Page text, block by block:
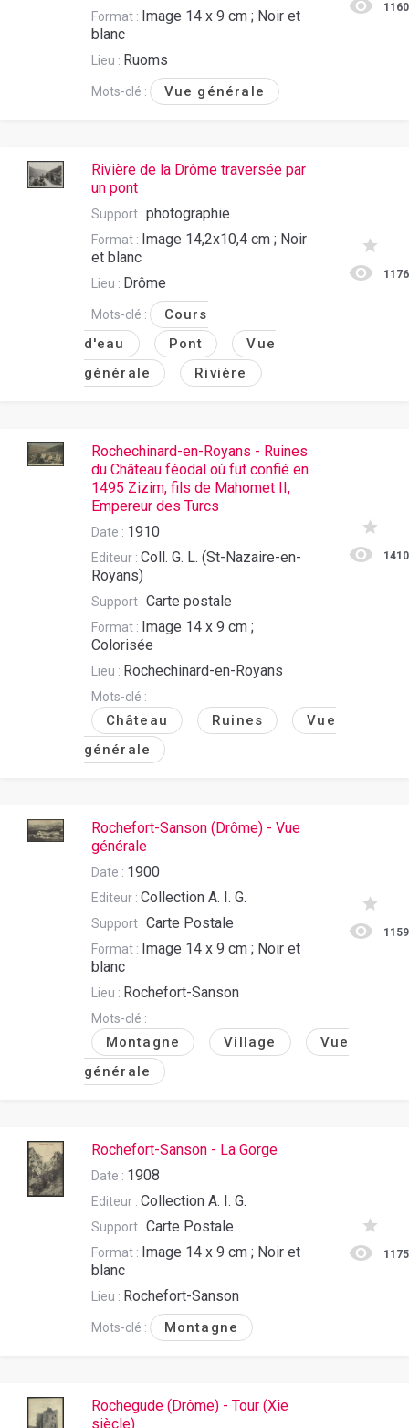
Format : Image 14 x 9 cm ; Noir et
blanc
Lieu : Ruoms
Mots-clé : Vue générale
1160
Rivière de la Drôme traversée par
un pont
Support : photographie
Format : Image 14,2x10,4 cm ; Noir
et blanc
Lieu : Drôme
Mots-clé :
Cours
d'eau
Pont
Vue
générale
Rivière
1176
Rochechinard-en-Royans - Ruines
du Château féodal où fut confié en
1495 Zizim, fils de Mahomet II,
Empereur des Turcs
Date : 1910
Editeur : Coll. G. L. (St-Nazaire-en-
Royans)
Support : Carte postale
Format : Image 14 x 9 cm ;
Colorisée
Lieu : Rochechinard-en-Royans
Mots-clé :
Château Ruines
Vue
générale
1410
Rochefort-Sanson (Drôme) - Vue
générale
Date : 1900
Editeur : Collection A. I. G.
Support : Carte Postale
Format : Image 14 x 9 cm ; Noir et
blanc
Lieu : Rochefort-Sanson
Mots-clé :
Montagne Village
Vue
générale
1159
Rochefort-Sanson - La Gorge
Date : 1908
Editeur : Collection A. I. G.
Support : Carte Postale
Format : Image 14 x 9 cm ; Noir et
blanc
Lieu : Rochefort-Sanson
Mots-clé : Montagne
1175
Rochegude (Drôme) - Tour (Xie
siècle)